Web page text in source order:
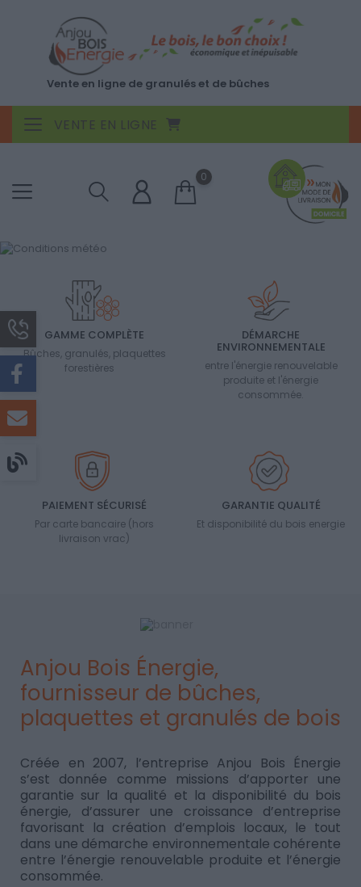
Vente en ligne de granulés et de bûches
0
Toggle navigation
VENTE EN LIGNE
GAMME COMPLÈTE
Bûches, granulés, plaquettes
forestières
DÉMARCHE
ENVIRONNEMENTALE
entre l'énergie renouvelable
produite et l'énergie
consommée.
PAIEMENT SÉCURISÉ
Par carte bancaire (hors
livraison vrac)
GARANTIE QUALITÉ
Et disponibilité du bois energie
Anjou Bois Énergie,
fournisseur de bûches,
plaquettes et granulés de bois
Créée en 2007, l’entreprise Anjou Bois Énergie
s’est donnée comme missions d’apporter une
garantie sur la qualité et la disponibilité du bois
énergie, d’assurer une croissance d’entreprise
favorisant la création d’emplois locaux, le tout
dans une démarche environnementale cohérente
entre l’énergie renouvelable produite et l’énergie
consommée.